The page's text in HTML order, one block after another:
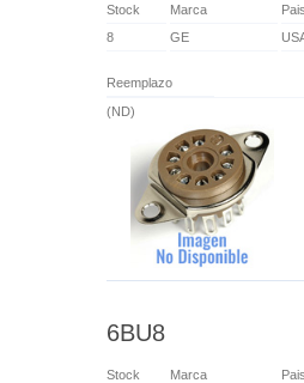
Stock Marca
Pais
8
GE
Reemplazo
(ND)
6BU8
Stock Marca
Pais